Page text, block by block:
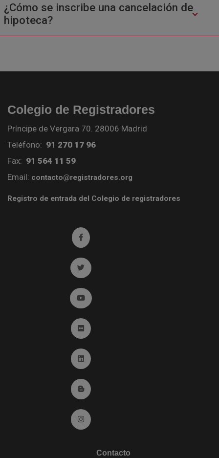
¿Cómo se inscribe una cancelación de
hipoteca?
Colegio de Registradores
Príncipe de Vergara 70. 28006 Madrid
Teléfono: 91 270 17 96
Fax: 91 564 11 59
Email: contacto@registradores.org
Registro de entrada del Colegio de registradores
Ir a facebook (abre en ventana nueva)
Ir a twitter (abre en ventana nueva)
Ir a YouTube (abre en ventana nueva)
Ir a Flickr (abre en ventana nueva)
Ir a Linkedin (abre en ventana nueva)
Ir al Blog (abre en ventana nueva)
Ir a Instagram (abre en ventana nueva)
Contacto